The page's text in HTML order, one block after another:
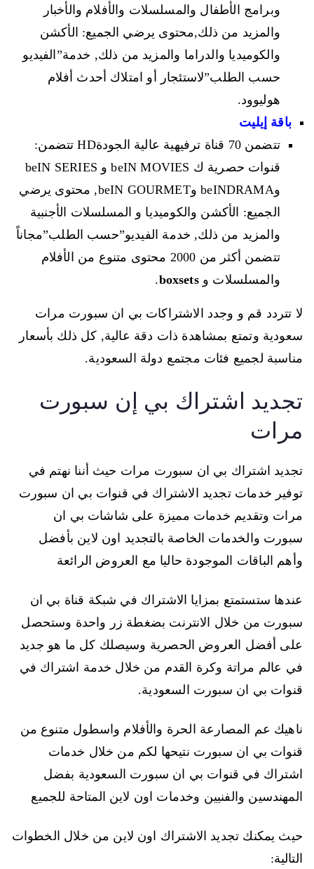
وبرامج الأطفال والمسلسلات والأفلام والأخبار
والمزيد من ذلك,محتوى يرضي الجميع: الأكشن
والكوميديا والدراما والمزيد من ذلك, خدمة”الفيديو
حسب الطلب”لاستئجار أو امتلاك أحدث أفلام
هوليوود.
باقة إيليت
تتضمن 70 قناة ترفيهية عالية الجودةHD تتضمن:
قنوات حصرية ك beIN MOVIES و beIN SERIES
وbeINDRAMA وbeIN GOURMET, محتوى يرضي
الجميع: الأكشن والكوميديا و المسلسلات الأجنبية
والمزيد من ذلك, خدمة الفيديو”حسب الطلب”مجاناً
تتضمن أكثر من 2000 محتوى متنوع من الأفلام
والمسلسلات وboxsets
.
لا تتردد قم و وجدد الاشتراكات بي ان سبورت مرات
سعودية وتمتع بمشاهدة ذات دقة عالية, كل ذلك بأسعار
مناسبة لجميع فئات مجتمع دولة السعودية.
تجديد اشتراك بي إن سبورت
مرات
تجديد اشتراك بي ان سبورت مرات حيث أننا نهتم في
توفير خدمات تجديد الاشتراك في قنوات بي ان سبورت
مرات وتقديم خدمات مميزة على شاشات بي ان
سبورت والخدمات الخاصة بالتجديد اون لاين بأفضل
وأهم الباقات الموجودة حاليا مع العروض الرائعة
عندها ستستمتع بمزايا الاشتراك في شبكة قناة بي ان
سبورت من خلال الانترنت بضغطة زر واحدة وستحصل
على أفضل العروض الحصرية وسيصلك كل ما هو جديد
في عالم مراتة وكرة القدم من خلال خدمة اشتراك في
قنوات بي ان سبورت السعودية.
ناهيك عم المصارعة الحرة والأفلام واسطول متنوع من
قنوات بي ان سبورت نتيحها لكم من خلال خدمات
اشتراك في قنوات بي ان سبورت السعودية بفضل
المهندسين والفنيين وخدمات اون لاين المتاحة للجميع
حيث يمكنك تجديد الاشتراك اون لاين من خلال الخطوات
التالية: